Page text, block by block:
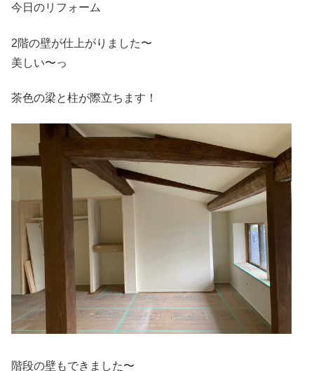
今日のリフォーム
2階の壁が仕上がりました〜
美しい〜っ
茶色の梁と柱が際立ちます！
階段の壁もできました〜